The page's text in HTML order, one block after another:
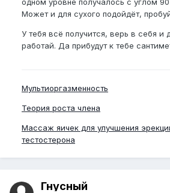
Может и для сухого подойдёт,
У тебя всё получится, верь в себя и
работай. Да прибудут к тебе
Мультиоргазменность
Теория роста члена
Массаж яичек для улучшения
тестостерона
Гнусный